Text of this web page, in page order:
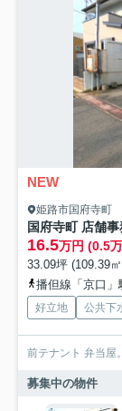
NEW
姫路市国府寺町
国府寺町 店舗
16.5万円 (0.5
33.09坪 (109.39
播但線「京口」
好立地 公共下
前テナント 弁当屋
募集中の物件